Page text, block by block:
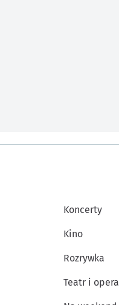
Koncerty
Kino
Rozrywka
Teatr i opera